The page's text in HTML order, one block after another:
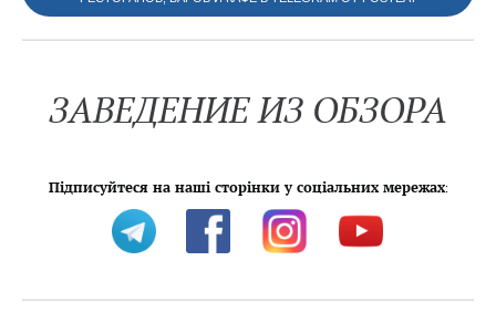
ЗАВЕДЕНИЕ ИЗ ОБЗОРА
Підписуйтеся на наші сторінки у соціальних мережах: